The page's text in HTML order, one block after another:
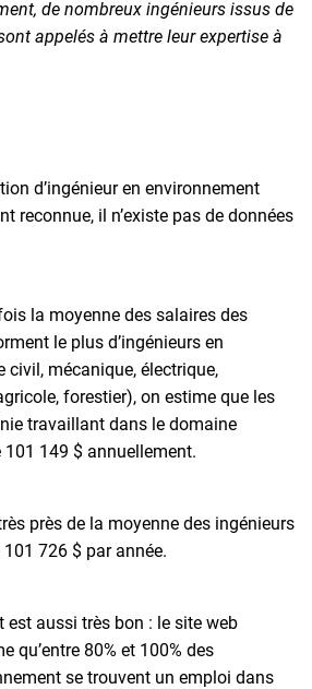
de nombreux ingénieurs issus de
appelés à mettre leur expertise à
d’ingénieur en environnement
reconnue, il n’existe pas de données
la moyenne des salaires des
le plus d’ingénieurs en
civil, mécanique, électrique,
forestier), on estime que les
travaillant dans le domaine
149 $ annuellement.
près de la moyenne des ingénieurs
726 $ par année.
est aussi très bon : le site web
qu’entre 80% et 100% des
se trouvent un emploi dans